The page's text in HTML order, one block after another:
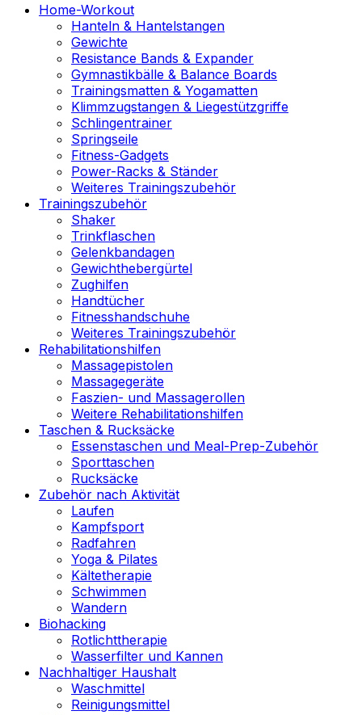
Home-Workout
Hanteln & Hantelstangen
Gewichte
Resistance Bands & Expander
Gymnastikbälle & Balance Boards
Trainingsmatten & Yogamatten
Klimmzugstangen & Liegestützgriffe
Schlingentrainer
Springseile
Fitness-Gadgets
Power-Racks & Ständer
Weiteres Trainingszubehör
Trainingszubehör
Shaker
Trinkflaschen
Gelenkbandagen
Gewichthebergürtel
Zughilfen
Handtücher
Fitnesshandschuhe
Weiteres Trainingszubehör
Rehabilitationshilfen
Massagepistolen
Massagegeräte
Faszien- und Massagerollen
Weitere Rehabilitationshilfen
Taschen & Rucksäcke
Essenstaschen und Meal-Prep-Zubehör
Sporttaschen
Rucksäcke
Zubehör nach Aktivität
Laufen
Kampfsport
Radfahren
Yoga & Pilates
Kältetherapie
Schwimmen
Wandern
Biohacking
Rotlichttherapie
Wasserfilter und Kannen
Nachhaltiger Haushalt
Waschmittel
Reinigungsmittel